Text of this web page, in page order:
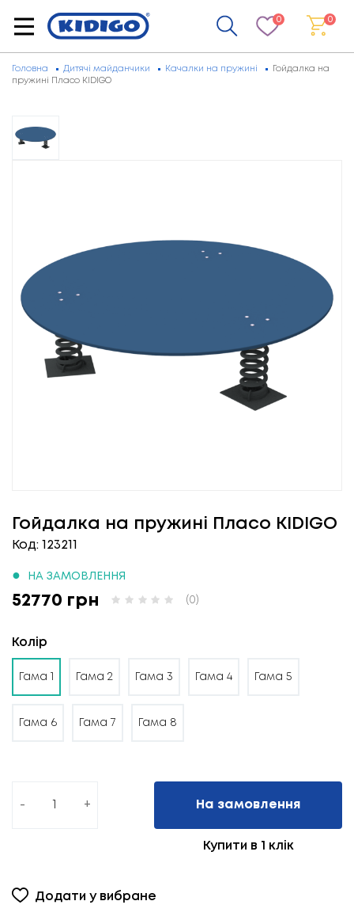
0 0
Головна Дитячі майданчики Качалки на пружині
Гойдалка на
пружині Пласо KIDIGO
Гойдалка на пружині Пласо KIDIGO
Код: 123211
● НА ЗАМОВЛЕННЯ
52770 грн (0)
Колір
Гама 1 Гама 2 Гама 3 Гама 4 Гама 5
Гама 6 Гама 7 Гама 8
- + На замовлення
Купити в 1 клік
Додати у вибране